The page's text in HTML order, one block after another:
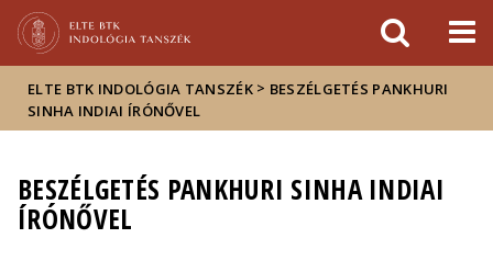
sajtóban
ELTE BTK INDOLÓGIA TANSZÉK > BESZÉLGETÉS PANKHURI
SINHA INDIAI ÍRÓNŐVEL
BESZÉLGETÉS PANKHURI SINHA INDIAI
ÍRÓNŐVEL